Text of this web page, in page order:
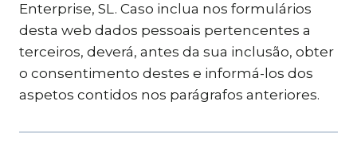
Enterprise, SL. Caso inclua nos formulários
desta web dados pessoais pertencentes a
terceiros, deverá, antes da sua inclusão, obter
o consentimento destes e informá-los dos
aspetos contidos nos parágrafos anteriores.